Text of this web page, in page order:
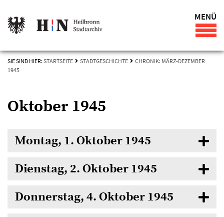
MENÜ
SIE SIND HIER: STARTSEITE STADTGESCHICHTE
CHRONIK: MÄRZ-DEZEMBER
1945
Oktober 1945
Montag, 1. Oktober 1945
Dienstag, 2. Oktober 1945
Donnerstag, 4. Oktober 1945